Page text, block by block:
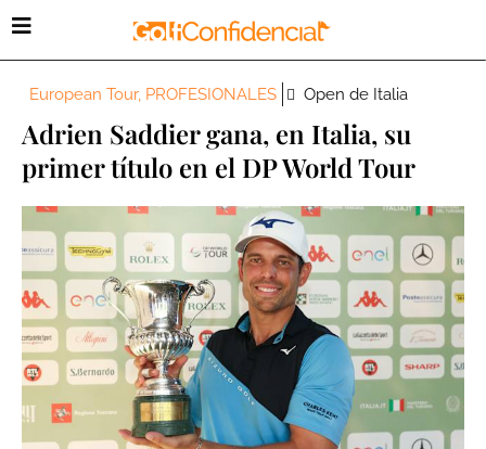
European Tour, PROFESIONALES Open de Italia
Adrien Saddier gana, en Italia, su
primer título en el DP World Tour